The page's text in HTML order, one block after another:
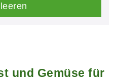
und Gemüse für